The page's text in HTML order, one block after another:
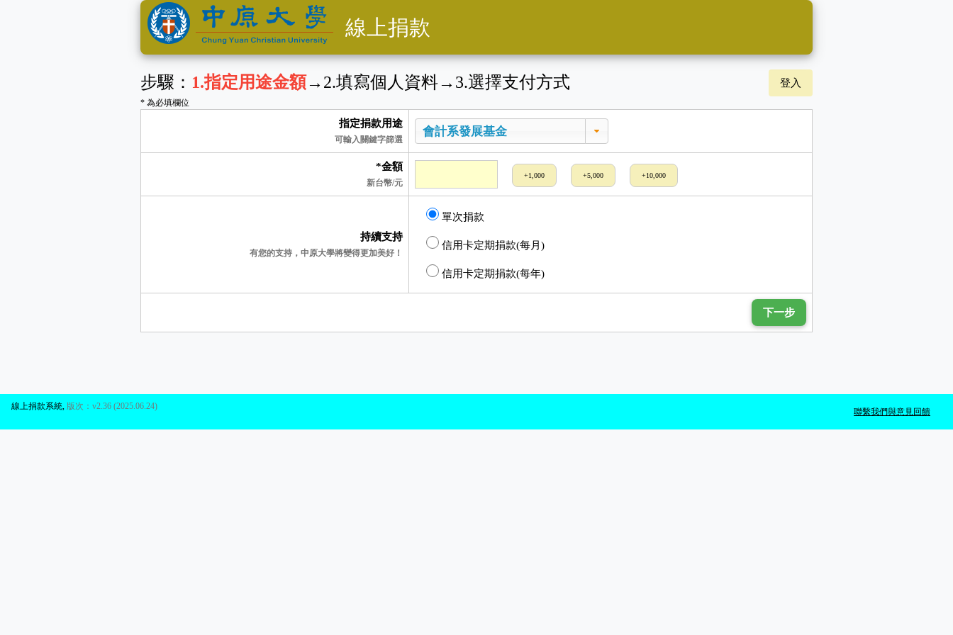
線上捐款
步驟： 1.指定用途金額→ 2.填寫個人資料→ 3.選擇支付方式 登入
* 為必填欄位
指定捐款用途
可輸入關鍵字篩選
*金額
新台幣/元
+1,000 +5,000 +10,000
持續支持
有您的支持，中原大學將變得更加美好！
單次捐款
信用卡定期捐款(每月)
信用卡定期捐款(每年)
下一步
聯繫我們與意見回饋
線上捐款系統 版次：v2.36 (2025.06.24)